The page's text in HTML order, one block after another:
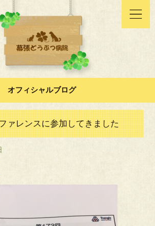
オフィシャルブログ
ァレンスに参加してきました